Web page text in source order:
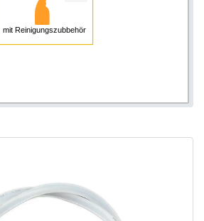
mit Reinigungszubbehör